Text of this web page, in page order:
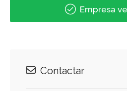
Empresa
Contactar